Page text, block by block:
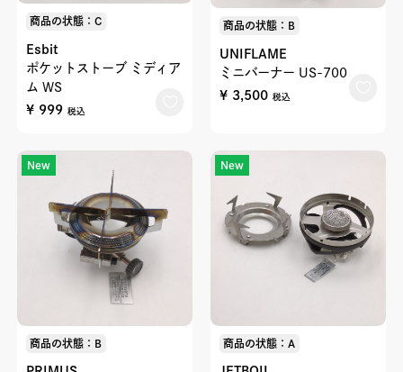
商品の状態：C
Esbit
ポケットストーブ ミディア
ム WS
¥ 999 税込
商品の状態：B
UNIFLAME
ミニバーナー US-700
¥ 3,500 税込
New
商品の状態：B
New
商品の状態：A